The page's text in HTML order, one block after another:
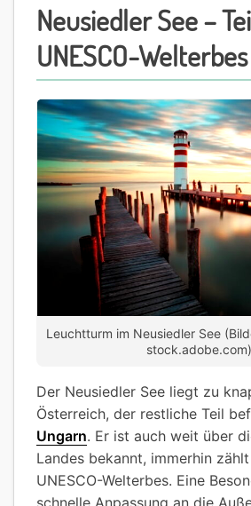
Neusiedler See –
UNESCO-Welterbes
Leuchtturm im Neusiedler See
stock.adobe.com)
Der Neusiedler See liegt zu
Österreich, der restliche Teil
Ungarn. Er ist auch weit über
Landes bekannt, immerhin
UNESCO-Welterbes. Eine